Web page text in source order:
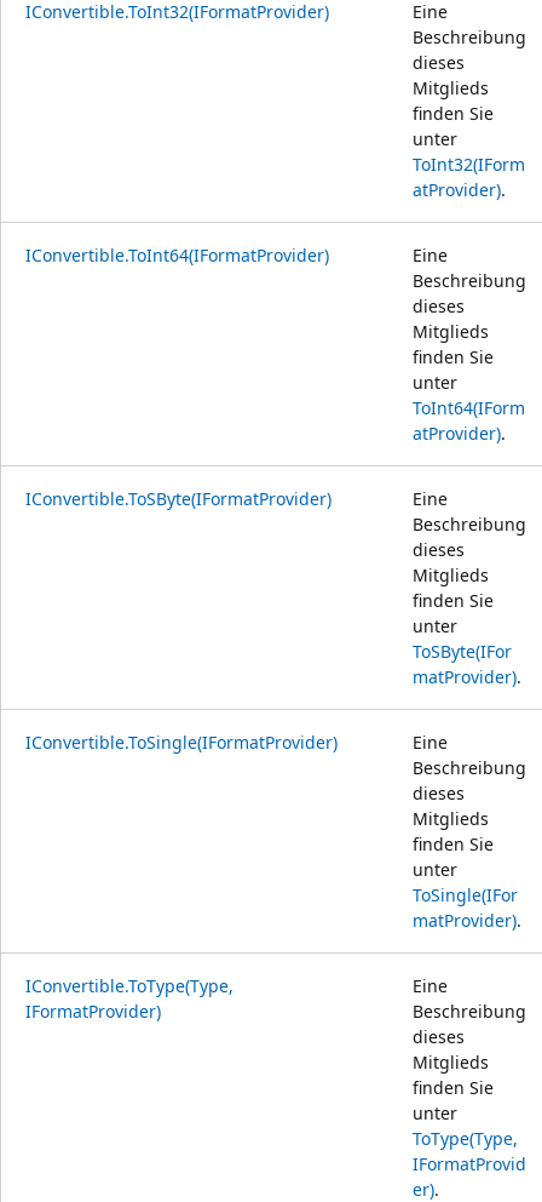
IConvertible.ToInt32(IFormatProvider)
Eine
Beschreibung
dieses
Mitglieds
finden Sie
unter
ToInt32(IForm
atProvider).
IConvertible.ToInt64(IFormatProvider)
Eine
Beschreibung
dieses
Mitglieds
finden Sie
unter
ToInt64(IForm
atProvider).
IConvertible.ToSByte(IFormatProvider)
Eine
Beschreibung
dieses
Mitglieds
finden Sie
unter
ToSByte(IFor
matProvider).
IConvertible.ToSingle(IFormatProvider)
Eine
Beschreibung
dieses
Mitglieds
finden Sie
unter
ToSingle(IFor
matProvider).
IConvertible.ToType(Type,
IFormatProvider)
Eine
Beschreibung
dieses
Mitglieds
finden Sie
unter
ToType(Type,
IFormatProvid
er).